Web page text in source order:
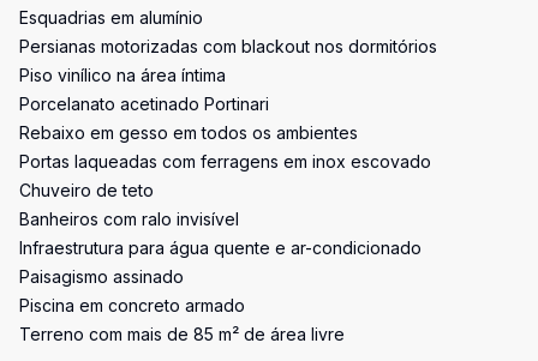
Esquadrias em alumínio
Persianas motorizadas com blackout nos dormitórios
Piso vinílico na área íntima
Porcelanato acetinado Portinari
Rebaixo em gesso em todos os ambientes
Portas laqueadas com ferragens em inox escovado
Chuveiro de teto
Banheiros com ralo invisível
Infraestrutura para água quente e ar-condicionado
Paisagismo assinado
Piscina em concreto armado
Terreno com mais de 85 m² de área livre